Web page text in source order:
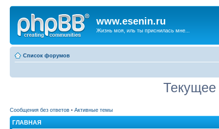
www.esenin.ru
Жизнь моя, иль ты приснилась мне...
Список форумов
Текущее
Сообщения без ответов • Активные темы
ГЛАВНАЯ